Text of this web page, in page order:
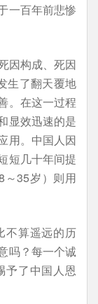
一百年前悲惨
因构成、死因
生了翻天覆地
。在这一过程
显效迅速的是
用。中国人因
短几十年间提
～35岁）则用
不算遥远的历
吗？每一个诚
予了中国人恩